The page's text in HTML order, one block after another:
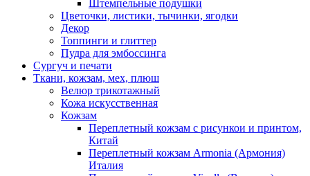
Штемпельные подушки
Цветочки, листики, тычинки, ягодки
Декор
Топпинги и глиттер
Пудра для эмбоссинга
Сургуч и печати
Ткани, кожзам, мех, плюш
Велюр трикотажный
Кожа искусственная
Кожзам
Переплетный кожзам с рисункои и принтом,
Китай
Переплетный кожзам Armonia (Армония)
Италия